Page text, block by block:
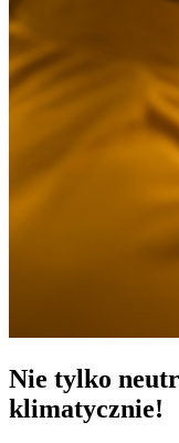
Nie tylko
klimatycznie!